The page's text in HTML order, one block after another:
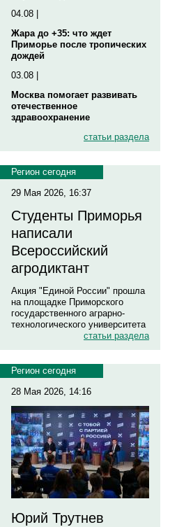
04.08 |
Жара до +35: что ждет
Приморье после тропических
дождей
03.08 |
Москва помогает развивать
отечественное
здравоохранение
статьи раздела
Регион сегодня
29 Мая 2026, 16:37
Студенты Приморья
написали
Всероссийский
агродиктант
Акция "Единой России" прошла
на площадке Приморского
государственного аграрно-
технологического университета
статьи раздела
Регион сегодня
28 Мая 2026, 14:16
Юрий Трутнев